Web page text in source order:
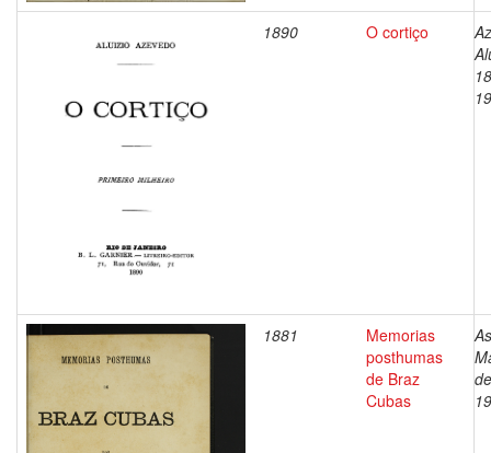
1890 O cortiço
1881
Memorias
posthumas
de Braz
Cubas